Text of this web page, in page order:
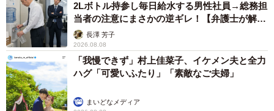
2Lボトル持参し毎日給水する男性社員→総務担
当者の注意にまさかの逆ギレ！【弁護士が解
説】長澤 芳子
2026.08.08
「我慢できず」村上佳菜子、イケメン夫と全力
ハグ「可愛いふたり」「素敵なご夫婦」
まいどなメディア